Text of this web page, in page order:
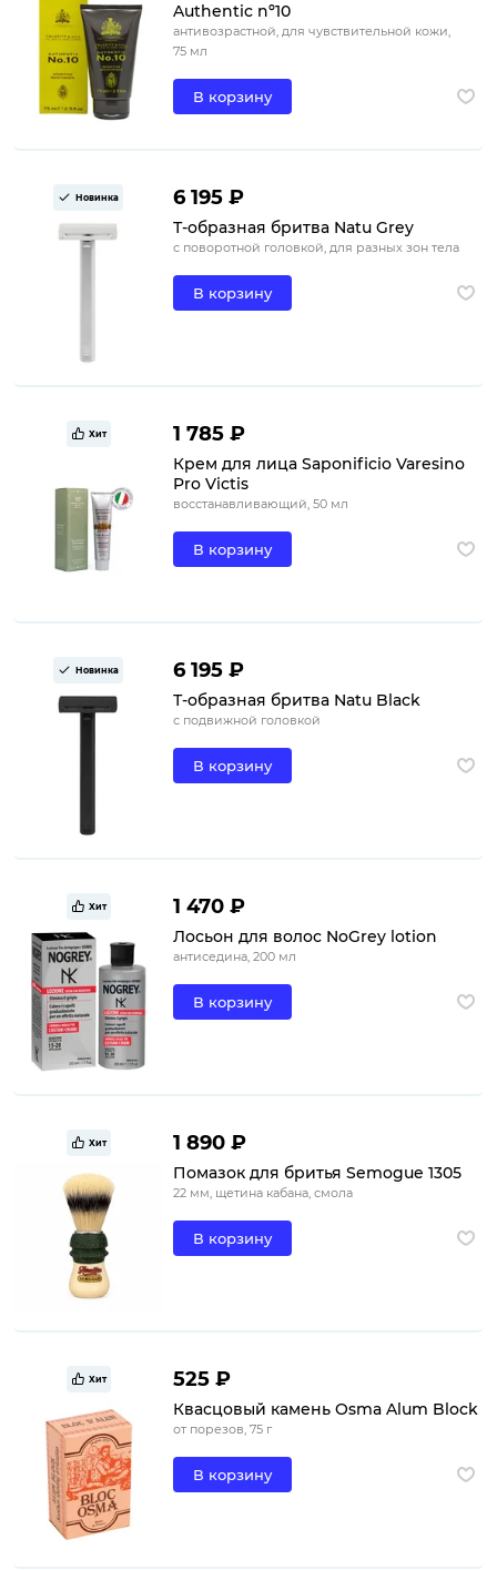
Authentic nº10
антивозрастной, для чувствительной кожи,
75 мл
В корзину
Новинка 6 195 ₽
Т-образная бритва Natu Grey
с поворотной головкой, для разных зон тела
В корзину
Хит 1 785 ₽
Крем для лица Saponificio Varesino
Pro Victis
восстанавливающий, 50 мл
В корзину
Новинка 6 195 ₽
Т-образная бритва Natu Black
с подвижной головкой
В корзину
Хит 1 470 ₽
Лосьон для волос NoGrey lotion
антиседина, 200 мл
В корзину
Хит 1 890 ₽
Помазок для бритья Semogue 1305
22 мм, щетина кабана, смола
В корзину
Хит 525 ₽
Квасцовый камень Osma Alum Block
от порезов, 75 г
В корзину